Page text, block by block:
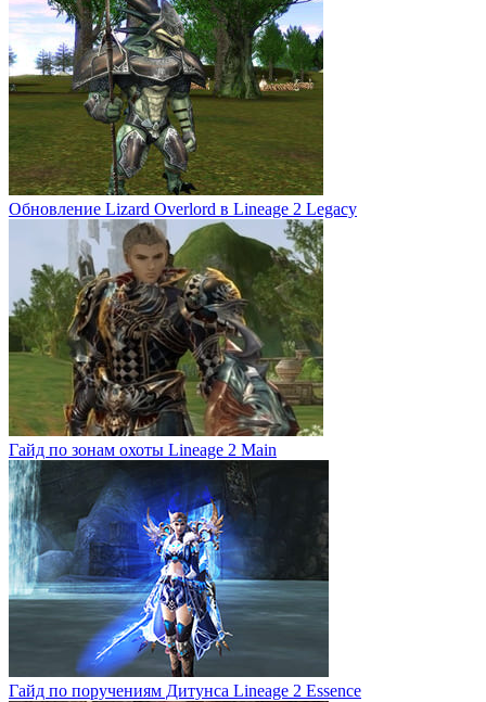
Обновление Lizard Overlord в Lineage 2 Legacy
Гайд по зонам охоты Lineage 2 Main
Гайд по поручениям Дитунса Lineage 2 Essence